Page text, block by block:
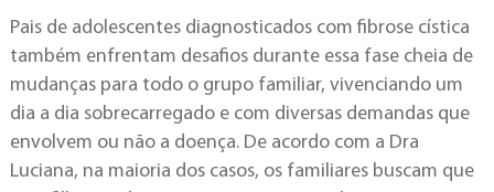
Pais de adolescentes diagnosticados com fibrose cística
também enfrentam desafios durante essa fase cheia de
mudanças para todo o grupo familiar, vivenciando um
dia a dia sobrecarregado e com diversas demandas que
envolvem ou não a doença. De acordo com a Dra
Luciana, na maioria dos casos, os familiares buscam que